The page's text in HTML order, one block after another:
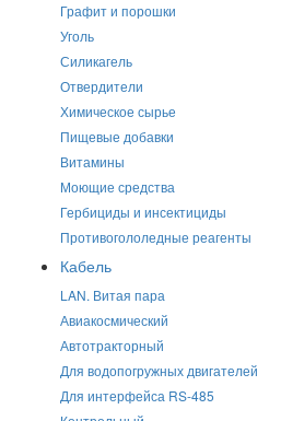
Графит и порошки
Уголь
Силикагель
Отвердители
Химическое сырье
Пищевые добавки
Витамины
Моющие средства
Гербициды и инсектициды
Противогололедные реагенты
Кабель
LAN. Витая пара
Авиакосмический
Автотракторный
Для водопогружных двигателей
Для интерфейса RS-485